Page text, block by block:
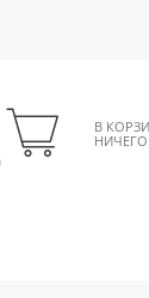
В
НИЧЕГО